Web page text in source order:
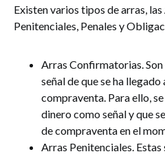
Existen varios tipos de arras,
Penitenciales, Penales y
Arras Confirmatorias. Son
señal de que se ha llegado
compraventa. Para ello,
dinero como señal y que
de compraventa en el
Arras Penitenciales. Estas